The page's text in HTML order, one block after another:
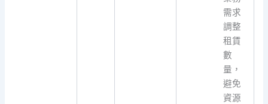
需求
調整
租賃
數
量，
避免
資源